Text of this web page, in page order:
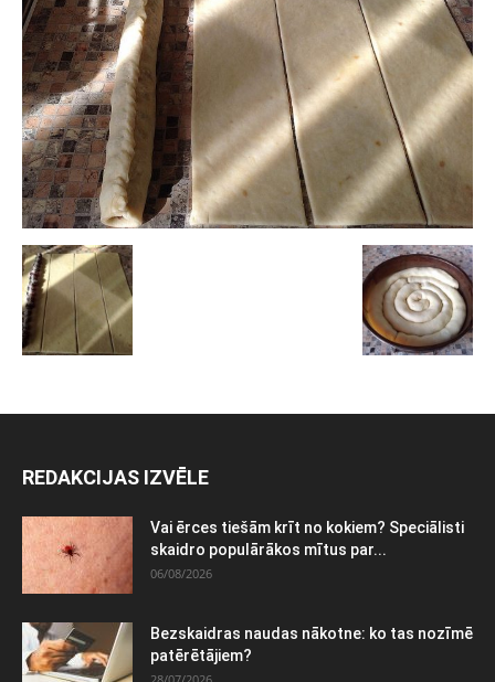
REDAKCIJAS IZVĒLE
Vai ērces tiešām krīt no kokiem? Speciālisti
skaidro populārākos mītus par...
06/08/2026
Bezskaidras naudas nākotne: ko tas nozīmē
patērētājiem?